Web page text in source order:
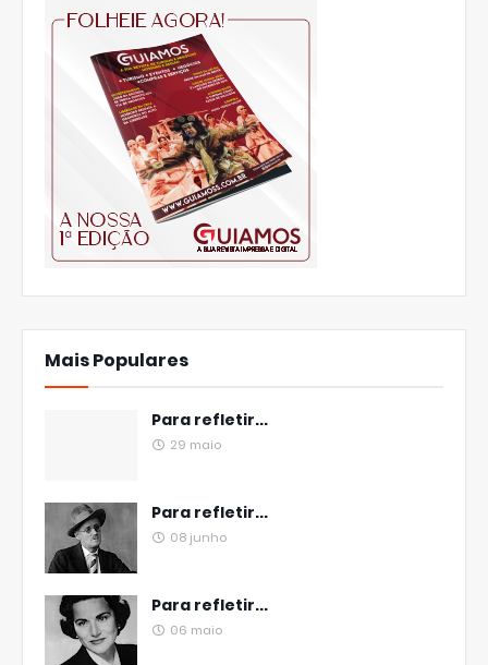
Mais Populares
Para refletir...
29 maio
Para refletir...
08 junho
Para refletir...
06 maio